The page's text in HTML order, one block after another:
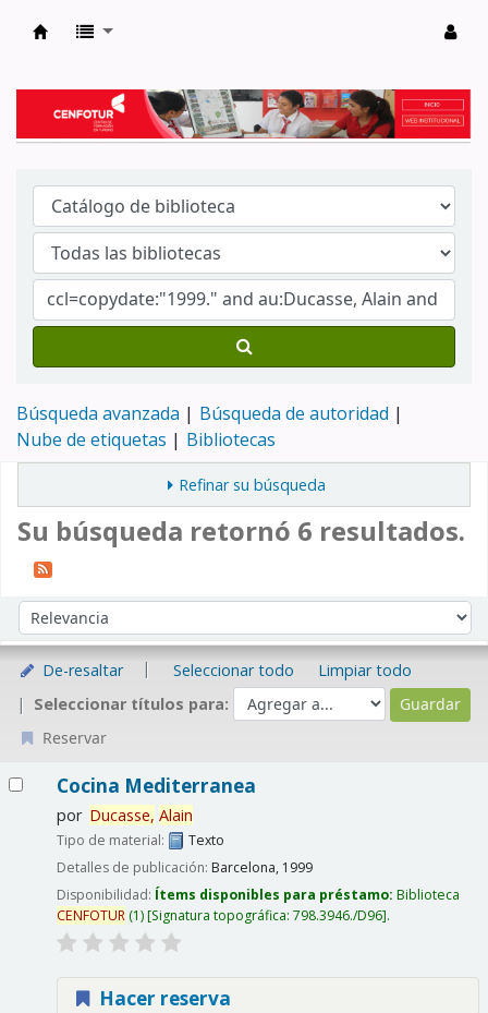
Búsqueda avanzada
Búsqueda de autoridad
Nube de etiquetas
Bibliotecas
Refinar su búsqueda
Su búsqueda retornó 6 resultados.
Ordenar por:
De-resaltar Seleccionar todo
Limpiar todo
Seleccionar títulos para:
Reservar
Cocina Mediterranea
por Ducasse, Alain
Tipo de material:
Texto
Detalles de publicación: Barcelona, 1999
Disponibilidad: Ítems disponibles para préstamo: Biblioteca
CENFOTUR(1) Signatura topográfica: 798.3946./D96 .
Hacer reserva